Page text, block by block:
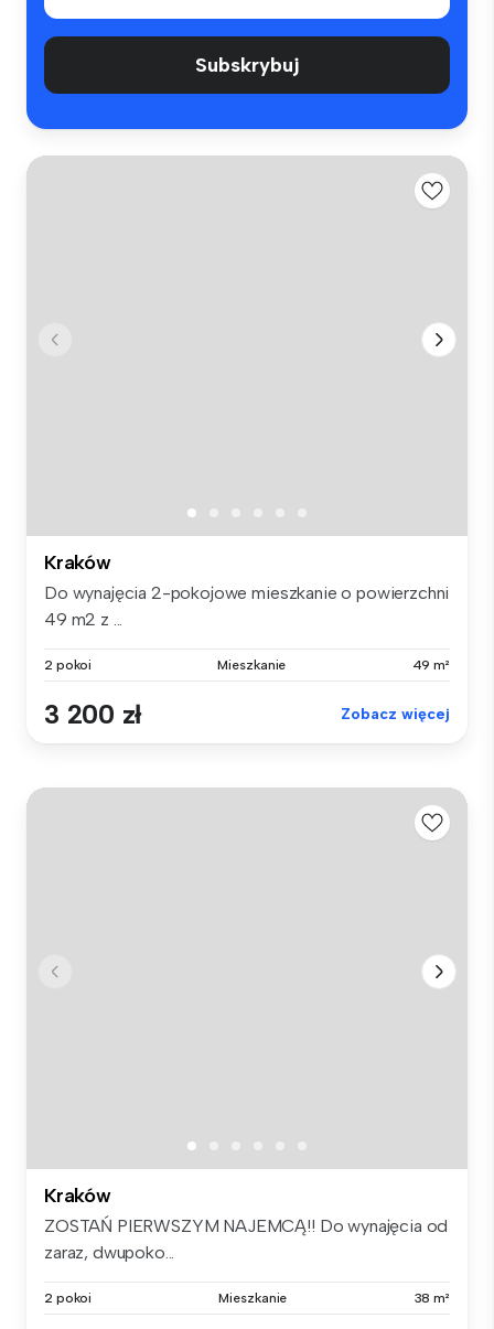
Subskrybuj
Kraków
Do wynajęcia 2-pokojowe mieszkanie o powierzchni
49 m2 z ...
2 pokoi Mieszkanie 49 m²
3 200 zł Zobacz więcej
Kraków
ZOSTAŃ PIERWSZYM NAJEMCĄ!! Do wynajęcia od
zaraz, dwupoko...
2 pokoi Mieszkanie 38 m²